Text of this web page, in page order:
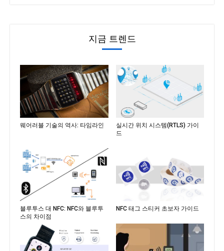
지금 트렌드
웨어러블 기술의 역사: 타임라인
실시간 위치 시스템(RTLS) 가이
드
블루투스 대 NFC: NFC와 블루투
스의 차이점
NFC 태그 스티커 초보자 가이드